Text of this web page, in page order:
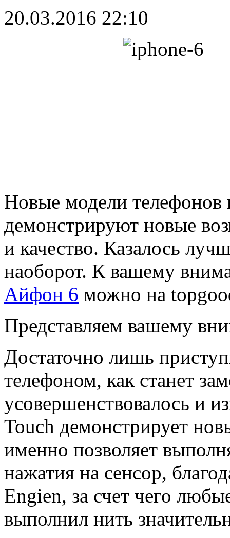
20.03.2016 22:10
Новые модели телефонов
демонстрируют новые
и качество. Казалось
наоборот. К вашему
Айфон 6 можно на
Представляем вашему
Достаточно лишь
телефоном, как станет
усовершенствовалось и
Touch демонстрирует
именно позволяет
нажатия на сенсор,
Engien, за счет чего
выполнил нить